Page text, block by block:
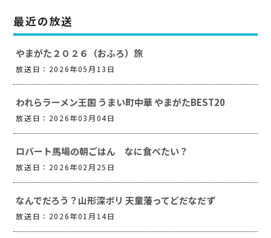
最近の放送
やまがた２０２６（おふろ）旅
放送日：2026年05月13日
われらラーメン王国 うまい町中華 やまがたBEST20
放送日：2026年03月04日
ロバート馬場の朝ごはん なに食べたい？
放送日：2026年02月25日
なんでだろう？山形深ボリ 天童藩ってどだなだず
放送日：2026年01月14日